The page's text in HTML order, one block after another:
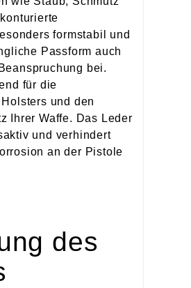
formstabil und
Passform auch
bei.
für die
und den
Ihrer Waffe. Das Leder
und verhindert
an der Pistole
des